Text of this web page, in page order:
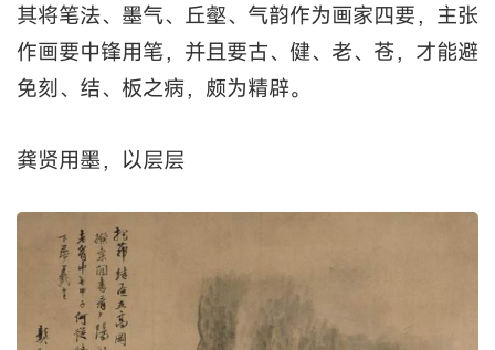
其将笔法、墨气、丘壑、气韵作为画家四要，主张
作画要中锋用笔，并且要古、健、老、苍，才能避
免刻、结、板之病，颇为精辟。
龚贤用墨，以层层